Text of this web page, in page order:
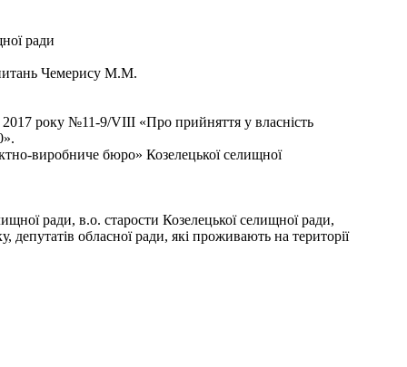
ради
питань Чемерису М.М.
2017 року №11-9/VIII «Про прийняття у власність
виробниче бюро» Козелецької селищної
ради, в.о. старости Козелецької селищної ради,
депутатів обласної ради, які проживають на території